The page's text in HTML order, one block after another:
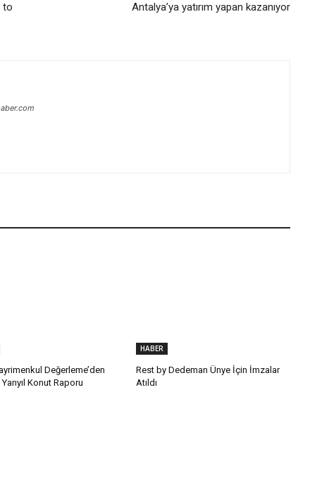
to
Antalya’ya yatırım yapan kazanıyor
Değerleme’den
Konut Raporu
HABER
Rest by Dedeman Ünye İçin İmzalar
Atıldı